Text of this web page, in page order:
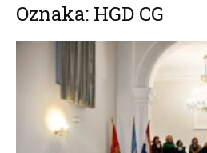
raspodjeli
sredstava za
Oznaka: HGD CG